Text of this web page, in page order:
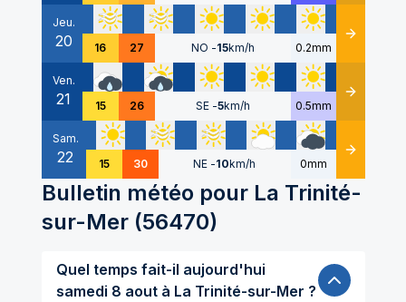
Jeu.
20 16 27 NO -15km/h 0.2mm Détails
Ven.
21 15 26 SE -5km/h 0.5mm Détails
Sam.
22 15 30 NE -10km/h 0mm Détails
Bulletin météo pour La Trinité-
sur-Mer(56470)
Quel temps fait-il aujourd'hui
samedi 8 aout à La Trinité-sur-Mer ?